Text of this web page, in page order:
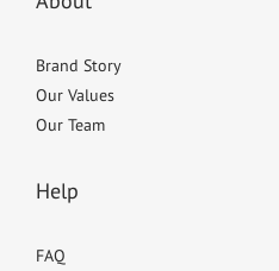
Brand Story
Our Values
Our Team
Help
FAQ